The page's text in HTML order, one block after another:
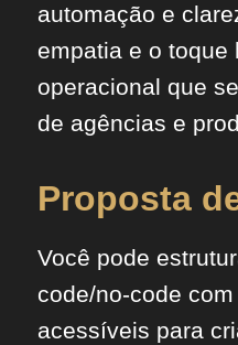
automação e
empatia e o toque
operacional que
de agências e
Proposta
Você pode
code/no-code
acessíveis para